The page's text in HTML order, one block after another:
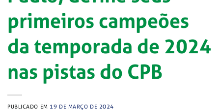
primeiros campeões
da temporada de 2024
nas pistas do CPB
PUBLICADO EM 19 DE MARÇO DE 2024